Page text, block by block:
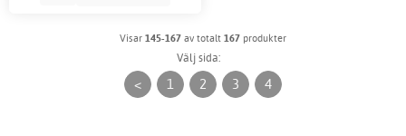
Visar 145-167 av totalt 167 produkter
Välj sida:
< 1 2 3 4